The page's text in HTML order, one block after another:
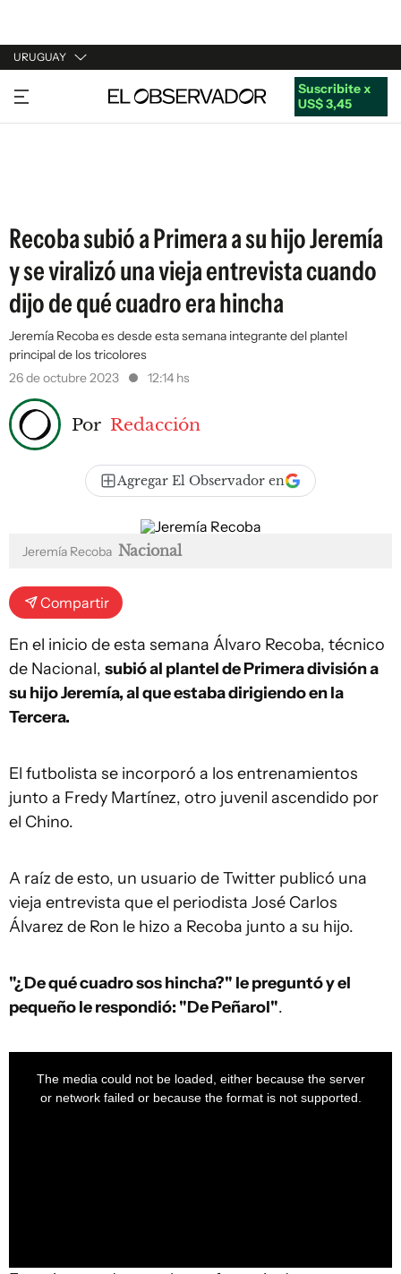
URUGUAY
URUGUAY
ARGENTINA
Suscribite x
US$ 3,45
Recoba subió a Primera a su hijo Jeremía
y se viralizó una vieja entrevista cuando
dijo de qué cuadro era hincha
Jeremía Recoba es desde esta semana integrante del plantel
principal de los tricolores
26 de octubre 2023
12:14 hs
Por Redacción
Agregar El Observador en
Jeremía Recoba Nacional
Compartir
En el inicio de esta semana Álvaro Recoba, técnico
de Nacional, subió al plantel de Primera división a
su hijo Jeremía, al que estaba dirigiendo en la
Tercera.
El futbolista se incorporó a los entrenamientos
junto a Fredy Martínez, otro juvenil ascendido por
el Chino.
A raíz de esto, un usuario de Twitter publicó una
vieja entrevista que el periodista José Carlos
Álvarez de Ron le hizo a Recoba junto a su hijo.
"¿De qué cuadro sos hincha?" le preguntó y el
pequeño le respondió: "De Peñarol".
The media could not be loaded, either because the server
or network failed or because the format is not supported.